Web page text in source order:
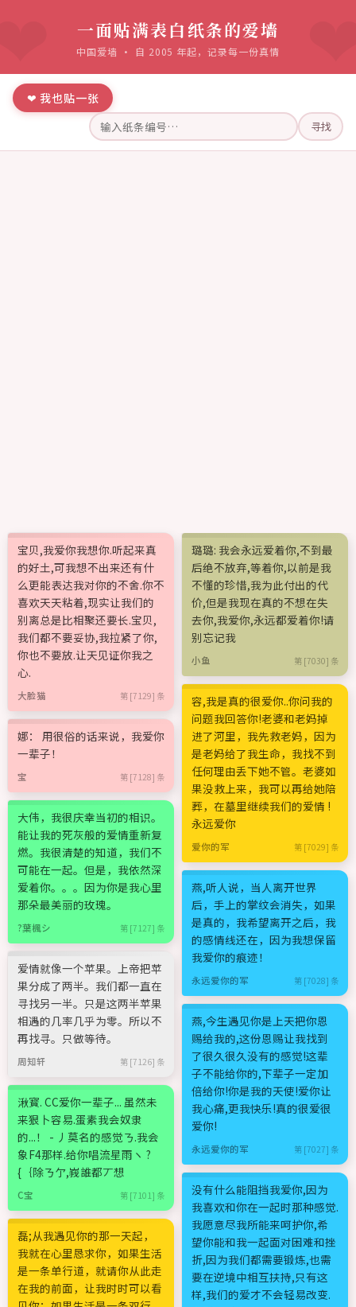
一面贴满表白纸条的爱墙
中国爱墙 · 自 2005 年起，记录每一份真情
❤ 我也贴一张
寻找
宝贝,我爱你我想你.听起来真
的好土,可我想不出来还有什
么更能表达我对你的不舍.你不
喜欢天天粘着,现实让我们的
别离总是比相聚还要长.宝贝,
我们都不要妥协,我拉紧了你,
你也不要放.让天见证你我之
心.
大脸猫 第 [7129] 条
娜： 用很俗的话来说，我爱你
一辈子！
宝 第 [7128] 条
大伟，我很庆幸当初的相识。
能让我的死灰般的爱情重新复
燃。我很清楚的知道，我们不
可能在一起。但是，我依然深
爱着你。。。因为你是我心里
那朵最美丽的玫瑰。
?葉楓シ 第 [7127] 条
爱情就像一个苹果。上帝把苹
果分成了两半。我们都一直在
寻找另一半。只是这两半苹果
相遇的几率几乎为零。所以不
再找寻。只做等待。
周知轩 第 [7126] 条
湫寳. CC爱你一辈子... 虽然未
来狠卜容易.蛋素我会奴隶
的...！ - 丿莫名的感觉ㄋ.我会
象F4那样.给你唱流星雨ヽ ?
{｛除ㄋ亇,峩誰都丆想
C宝 第 [7101] 条
磊;从我遇见你的那一天起，
我就在心里恳求你，如果生活
是一条单行道，就请你从此走
在我的前面，让我时时可以看
璐璐: 我会永远爱着你,不到最
后绝不放弃,等着你,以前是我
不懂的珍惜,我为此付出的代
价,但是我现在真的不想在失
去你,我爱你,永远都爱着你!请
别忘记我
小鱼 第 [7030] 条
容,我是真的很爱你..你问我的
问题我回答你!老婆和老妈掉
进了河里，我先救老妈，因为
是老妈给了我生命，我找不到
任何理由丢下她不管。老婆如
果没救上来，我可以再给她陪
葬，在墓里继续我们的爱情 !
永远爱你
爱你的军 第 [7029] 条
燕,听人说，当人离开世界
后，手上的掌纹会消失，如果
是真的，我希望离开之后，我
的感情线还在，因为我想保留
我爱你的痕迹！
永远爱你的军 第 [7028] 条
燕,今生遇见你是上天把你恩
赐给我的,这份恩赐让我找到
了很久很久没有的感觉!这辈
子不能给你的,下辈子一定加
倍给你!你是我的天使!爱你让
我心痛,更我快乐!真的很爱很
爱你!
永远爱你的军 第 [7027] 条
没有什么能阻挡我爱你,因为
我喜欢和你在一起时那种感觉.
我愿意尽我所能来呵护你,希
望你能和我一起面对困难和挫
折,因为我们都需要锻炼,也需
要在逆境中相互扶持,只有这
样,我们的爱才不会轻易改变.